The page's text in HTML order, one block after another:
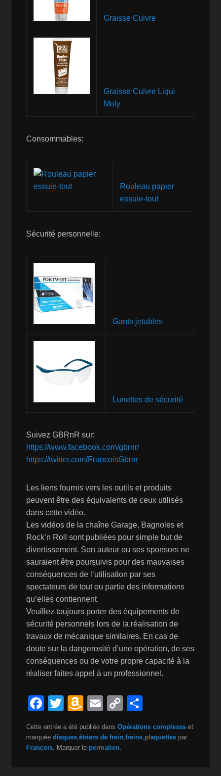
Graisse Cuivre
Graisse Cuivre Liqui
Moly
Consommables:
Rouleau papier
essuie-tout
Sécurité personnelle:
Gants jetables
Lunettes de sécurité
Suivez GBRnR sur:
https://www.facebook.com/gbrnr/
https://twitter.com/FrancoisGbrnr
Les liens fournis vers les outils et produits
peuvent être des équivalents de ceux utilisés
dans cette vidéo.
Les vidéos de la chaîne Garage, Bagnoles et
Rock’n Roll sont publiées pour simple but de
divertissement. Son auteur ou ses sponsors ne
sauraient être poursuivis pour des mauvaises
conséquences de l’utilisation par ses
spectateurs de tout ou partie des informations
qu’elles contiennent.
Veuillez toujours porter des équipements de
sécurité personnels lors de la réalisation de
travaux de mécanique similaires. En cas de
doute sur la dangerosité d’une opération, de ses
conséquences ou de votre propre capacité à la
réaliser faites appel à un professionnel.
F
c
e
b
T
tt
er
A
a
z
o
E
ail
C
o
p
Li
ta
er
Cette entrée a été publiée dansOpérations complexes et
marquéedisques ,étriers de frein ,freins plaquettes par
François . Marquer le permalien